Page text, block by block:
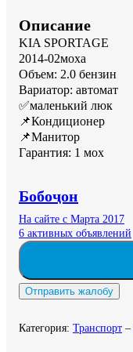
Описание
KIA SPORTAGE
2014-02моха
Объем: 2.0 бензин
Вариатор: автомат
✅маленький люк
📌Кондиционер
📌Манитор
Гарантия: 1 мох
Бобоҷон
На сайте с Марта 2017
6 активных объявлений
Отправить жалобу
Категория: Транспорт –